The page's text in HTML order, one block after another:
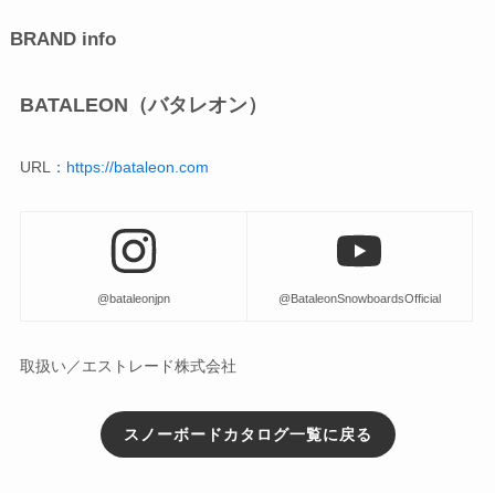
BRAND info
BATALEON（バタレオン）
URL： https://bataleon.com
@bataleonjpn @BataleonSnowboardsOfficial
取扱い／エストレード株式会社
スノーボードカタログ一覧に戻る